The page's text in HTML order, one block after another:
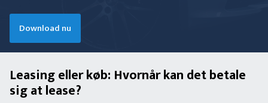
Download nu
Leasing eller køb: Hvornår kan det betale
sig at lease?